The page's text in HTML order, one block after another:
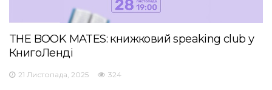
THE BOOK MATES: книжковий speaking club у
КнигоЛенді
21 Листопада, 2025 324